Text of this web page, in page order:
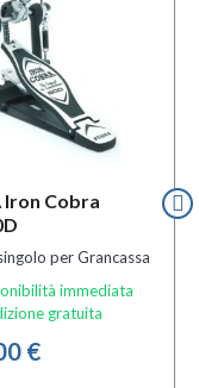
Iron Cobra
per Grancassa
immediata
gratuita
€